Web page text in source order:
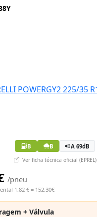
B B A 69dB
Ver ficha técnica oficial (EPREL)
/pneu
1,82 € = 152,30€
+ Válvula